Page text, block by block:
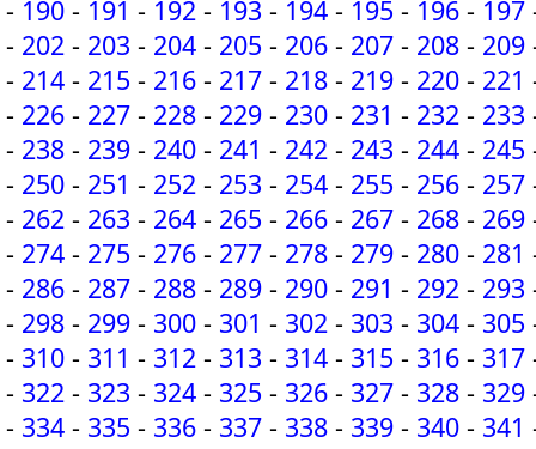
- 190 - 191 - 192 - 193 - 194 - 195 - 196 - 197
- 202 - 203 - 204 - 205 - 206 - 207 - 208 - 209
- 214 - 215 - 216 - 217 - 218 - 219 - 220 - 221
- 226 - 227 - 228 - 229 - 230 - 231 - 232 - 233
- 238 - 239 - 240 - 241 - 242 - 243 - 244 - 245
- 250 - 251 - 252 - 253 - 254 - 255 - 256 - 257
- 262 - 263 - 264 - 265 - 266 - 267 - 268 - 269
- 274 - 275 - 276 - 277 - 278 - 279 - 280 - 281
- 286 - 287 - 288 - 289 - 290 - 291 - 292 - 293
- 298 - 299 - 300 - 301 - 302 - 303 - 304 - 305
- 310 - 311 - 312 - 313 - 314 - 315 - 316 - 317
- 322 - 323 - 324 - 325 - 326 - 327 - 328 - 329
- 334 - 335 - 336 - 337 - 338 - 339 - 340 - 341